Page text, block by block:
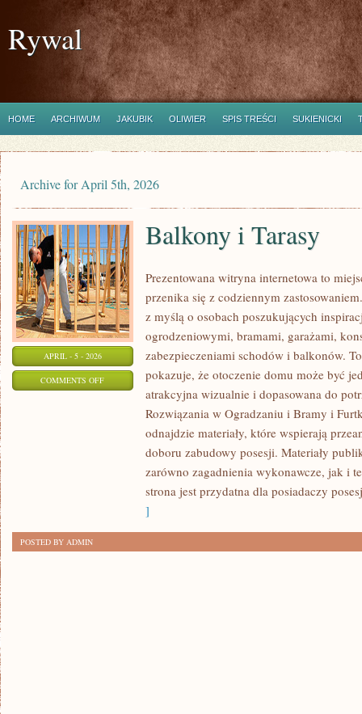
Rywal
HOME ARCHIWUM JAKUBIK OLIWIER SPIS TREŚCI SUKIENICKI
Archive for April 5th, 2026
APRIL - 5 - 2026
COMMENTS OFFON
Balkony i Tarasy
Prezentowana witryna internetowa to
przenika się z codziennym
z myślą o osobach poszukujących
ogrodzeniowymi, bramami, garażami,
zabezpieczeniami schodów i balkonów.
pokazuje, że otoczenie domu może być
atrakcyjna wizualnie i dopasowana do
Rozwiązania w Ogradzaniu i Bramy i
odnajdzie materiały, które wspierają
doboru zabudowy posesji. Materiały
zarówno zagadnienia wykonawcze, jak i
strona jest przydatna dla posiadaczy
]
POSTED BY ADMIN